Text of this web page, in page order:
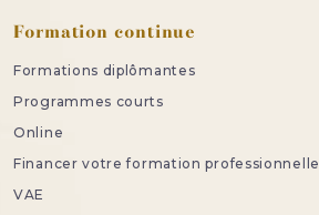
Formation continue
Formations diplômantes
Programmes courts
Online
Financer votre formation professionnelle
VAE